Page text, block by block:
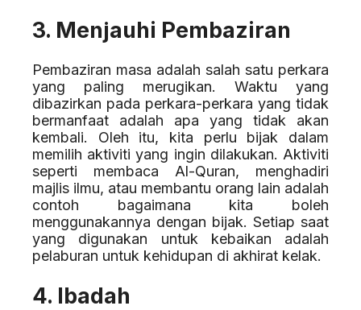
3. Menjauhi Pembaziran
Pembaziran masa adalah salah satu perkara
yang paling merugikan. Waktu yang
dibazirkan pada perkara-perkara yang tidak
bermanfaat adalah apa yang tidak akan
kembali. Oleh itu, kita perlu bijak dalam
memilih aktiviti yang ingin dilakukan. Aktiviti
seperti membaca Al-Quran, menghadiri
majlis ilmu, atau membantu orang lain adalah
contoh bagaimana kita boleh
menggunakannya dengan bijak. Setiap saat
yang digunakan untuk kebaikan adalah
pelaburan untuk kehidupan di akhirat kelak.
4. Ibadah